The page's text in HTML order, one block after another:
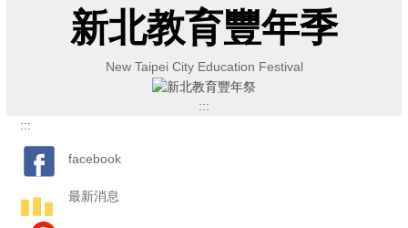
新北教育豐年季
New Taipei City Education Festival
:::
:::
facebook
最新消息